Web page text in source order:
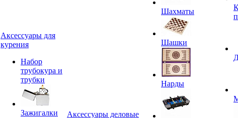
Аксессуары для
курения
Набор
трубокура и
трубки
Зажигалки Аксессуары деловые
Шахматы
Шашки
Нарды